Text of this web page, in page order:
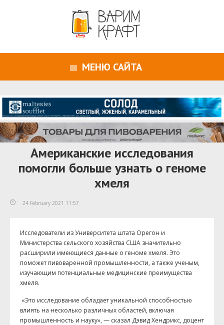
МЕНЮ САЙТА
Американские исследования
помогли больше узнать о геноме
хмеля
24 February 2021 11:57
Исследователи из Университета штата Орегон и
Министерства сельского хозяйства США значительно
расширили имеющиеся данные о геноме хмеля. Это
поможет пивоваренной промышленности, а также ученым,
изучающим потенциальные медицинские преимущества
хмеля.
«Это исследование обладает уникальной способностью
влиять на несколько различных областей, включая
промышленность и науку», — сказал Дэвид Хендрикс, доцент